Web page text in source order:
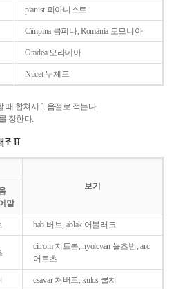
pianist 피아니스트
Cîmpina 큼피나, România 로므니아
Oradea 오라데아
Nucet 누체트
때 합쳐서 1 음절로 적는다.
정한다.
조표
보기
말
bab 버브, ablak 어블러크
citrom 치트롬, nyolcvan 뇰츠번, arc
어르츠
csavar 처버르, kulcs 쿨치